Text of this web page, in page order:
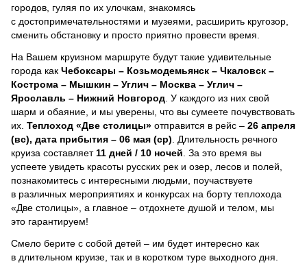
городов, гуляя по их улочкам, знакомясь
с достопримечательностями и музеями, расширить кругозор,
сменить обстановку и просто приятно провести время.
На Вашем круизном маршруте будут такие удивительные
города как Чебоксары – Козьмодемьянск – Чкаловск –
Кострома – Мышкин – Углич – Москва – Углич –
Ярославль – Нижний Новгород . У каждого из них свой
шарм и обаяние, и мы уверены, что вы сумеете почувствовать
их. Теплоход «Две столицы» отправится в рейс – 26 апреля
(вс), дата прибытия – 06 мая (ср) . Длительность речного
круиза составляет 11 дней / 10 ночей За это время вы
успеете увидеть красоты русских рек и озер, лесов и полей,
познакомитесь с интересными людьми, поучаствуете
в различных мероприятиях и конкурсах на борту теплохода
«Две столицы», а главное – отдохнете душой и телом, мы
это гарантируем!
Смело берите с собой детей – им будет интересно как
в длительном круизе, так и в коротком туре выходного дня.